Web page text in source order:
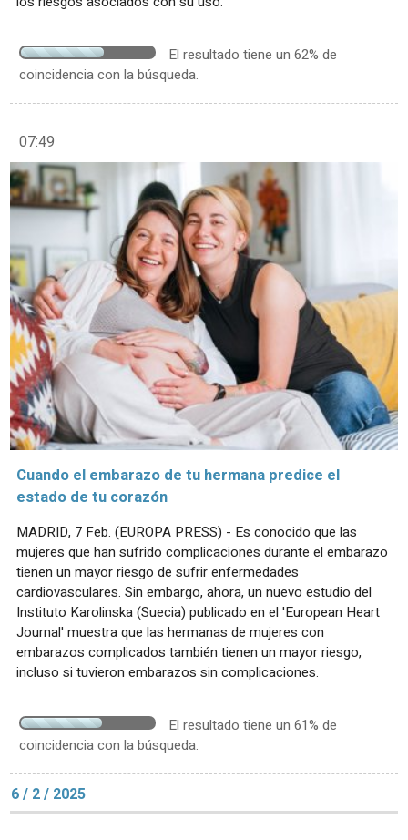
El resultado tiene un 62% de
coincidencia con la búsqueda.
07:49
Cuando el embarazo de tu hermana predice el
estado de tu corazón
MADRID, 7 Feb. (EUROPA PRESS) - Es conocido que las
mujeres que han sufrido complicaciones durante el embarazo
tienen un mayor riesgo de sufrir enfermedades
cardiovasculares. Sin embargo, ahora, un nuevo estudio del
Instituto Karolinska (Suecia) publicado en el 'European Heart
Journal' muestra que las hermanas de mujeres con
embarazos complicados también tienen un mayor riesgo,
incluso si tuvieron embarazos sin complicaciones.
El resultado tiene un 61% de
coincidencia con la búsqueda.
6 / 2 / 2025